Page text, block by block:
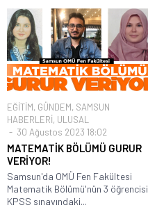
EĞİTİM, GÜNDEM, SAMSUN
HABERLERİ, ULUSAL
30 Ağustos 2023 18:02
MATEMATİK BÖLÜMÜ GURUR
VERİYOR!
Samsun'da OMÜ Fen Fakültesi
Matematik Bölümü'nün 3 öğrencisi
KPSS sınavındaki...